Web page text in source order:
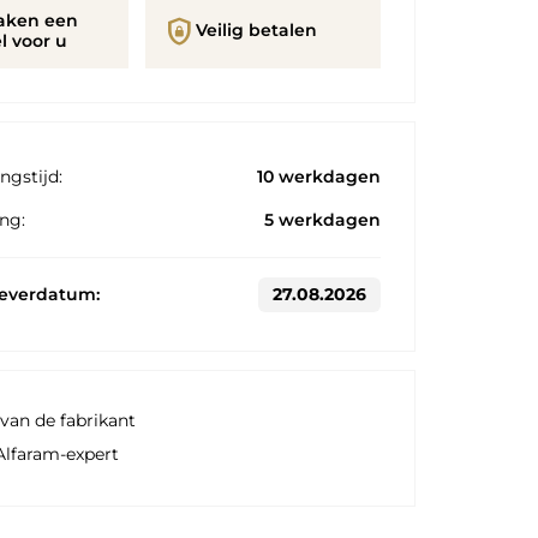
een
voor u
shield_lock Veilig betalen
10 werkdagen
5 werkdagen
27.08.2026
de fabrikant
expert